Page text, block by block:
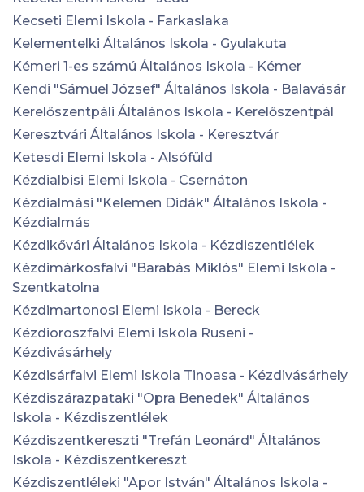
Kecseti Elemi Iskola - Farkaslaka
Kelementelki Általános Iskola - Gyulakuta
Kémeri 1-es számú Általános Iskola - Kémer
Kendi "Sámuel József" Általános Iskola - Balavásár
Kerelőszentpáli Általános Iskola - Kerelőszentpál
Keresztvári Általános Iskola - Keresztvár
Ketesdi Elemi Iskola - Alsófüld
Kézdialbisi Elemi Iskola - Csernáton
Kézdialmási "Kelemen Didák" Általános Iskola -
Kézdialmás
Kézdikővári Általános Iskola - Kézdiszentlélek
Kézdimárkosfalvi "Barabás Miklós" Elemi Iskola -
Szentkatolna
Kézdimartonosi Elemi Iskola - Bereck
Kézdioroszfalvi Elemi Iskola Ruseni -
Kézdivásárhely
Kézdisárfalvi Elemi Iskola Tinoasa - Kézdivásárhely
Kézdiszárazpataki "Opra Benedek" Általános
Iskola - Kézdiszentlélek
Kézdiszentkereszti "Trefán Leonárd" Általános
Iskola - Kézdiszentkereszt
Kézdiszentléleki "Apor István" Általános Iskola -